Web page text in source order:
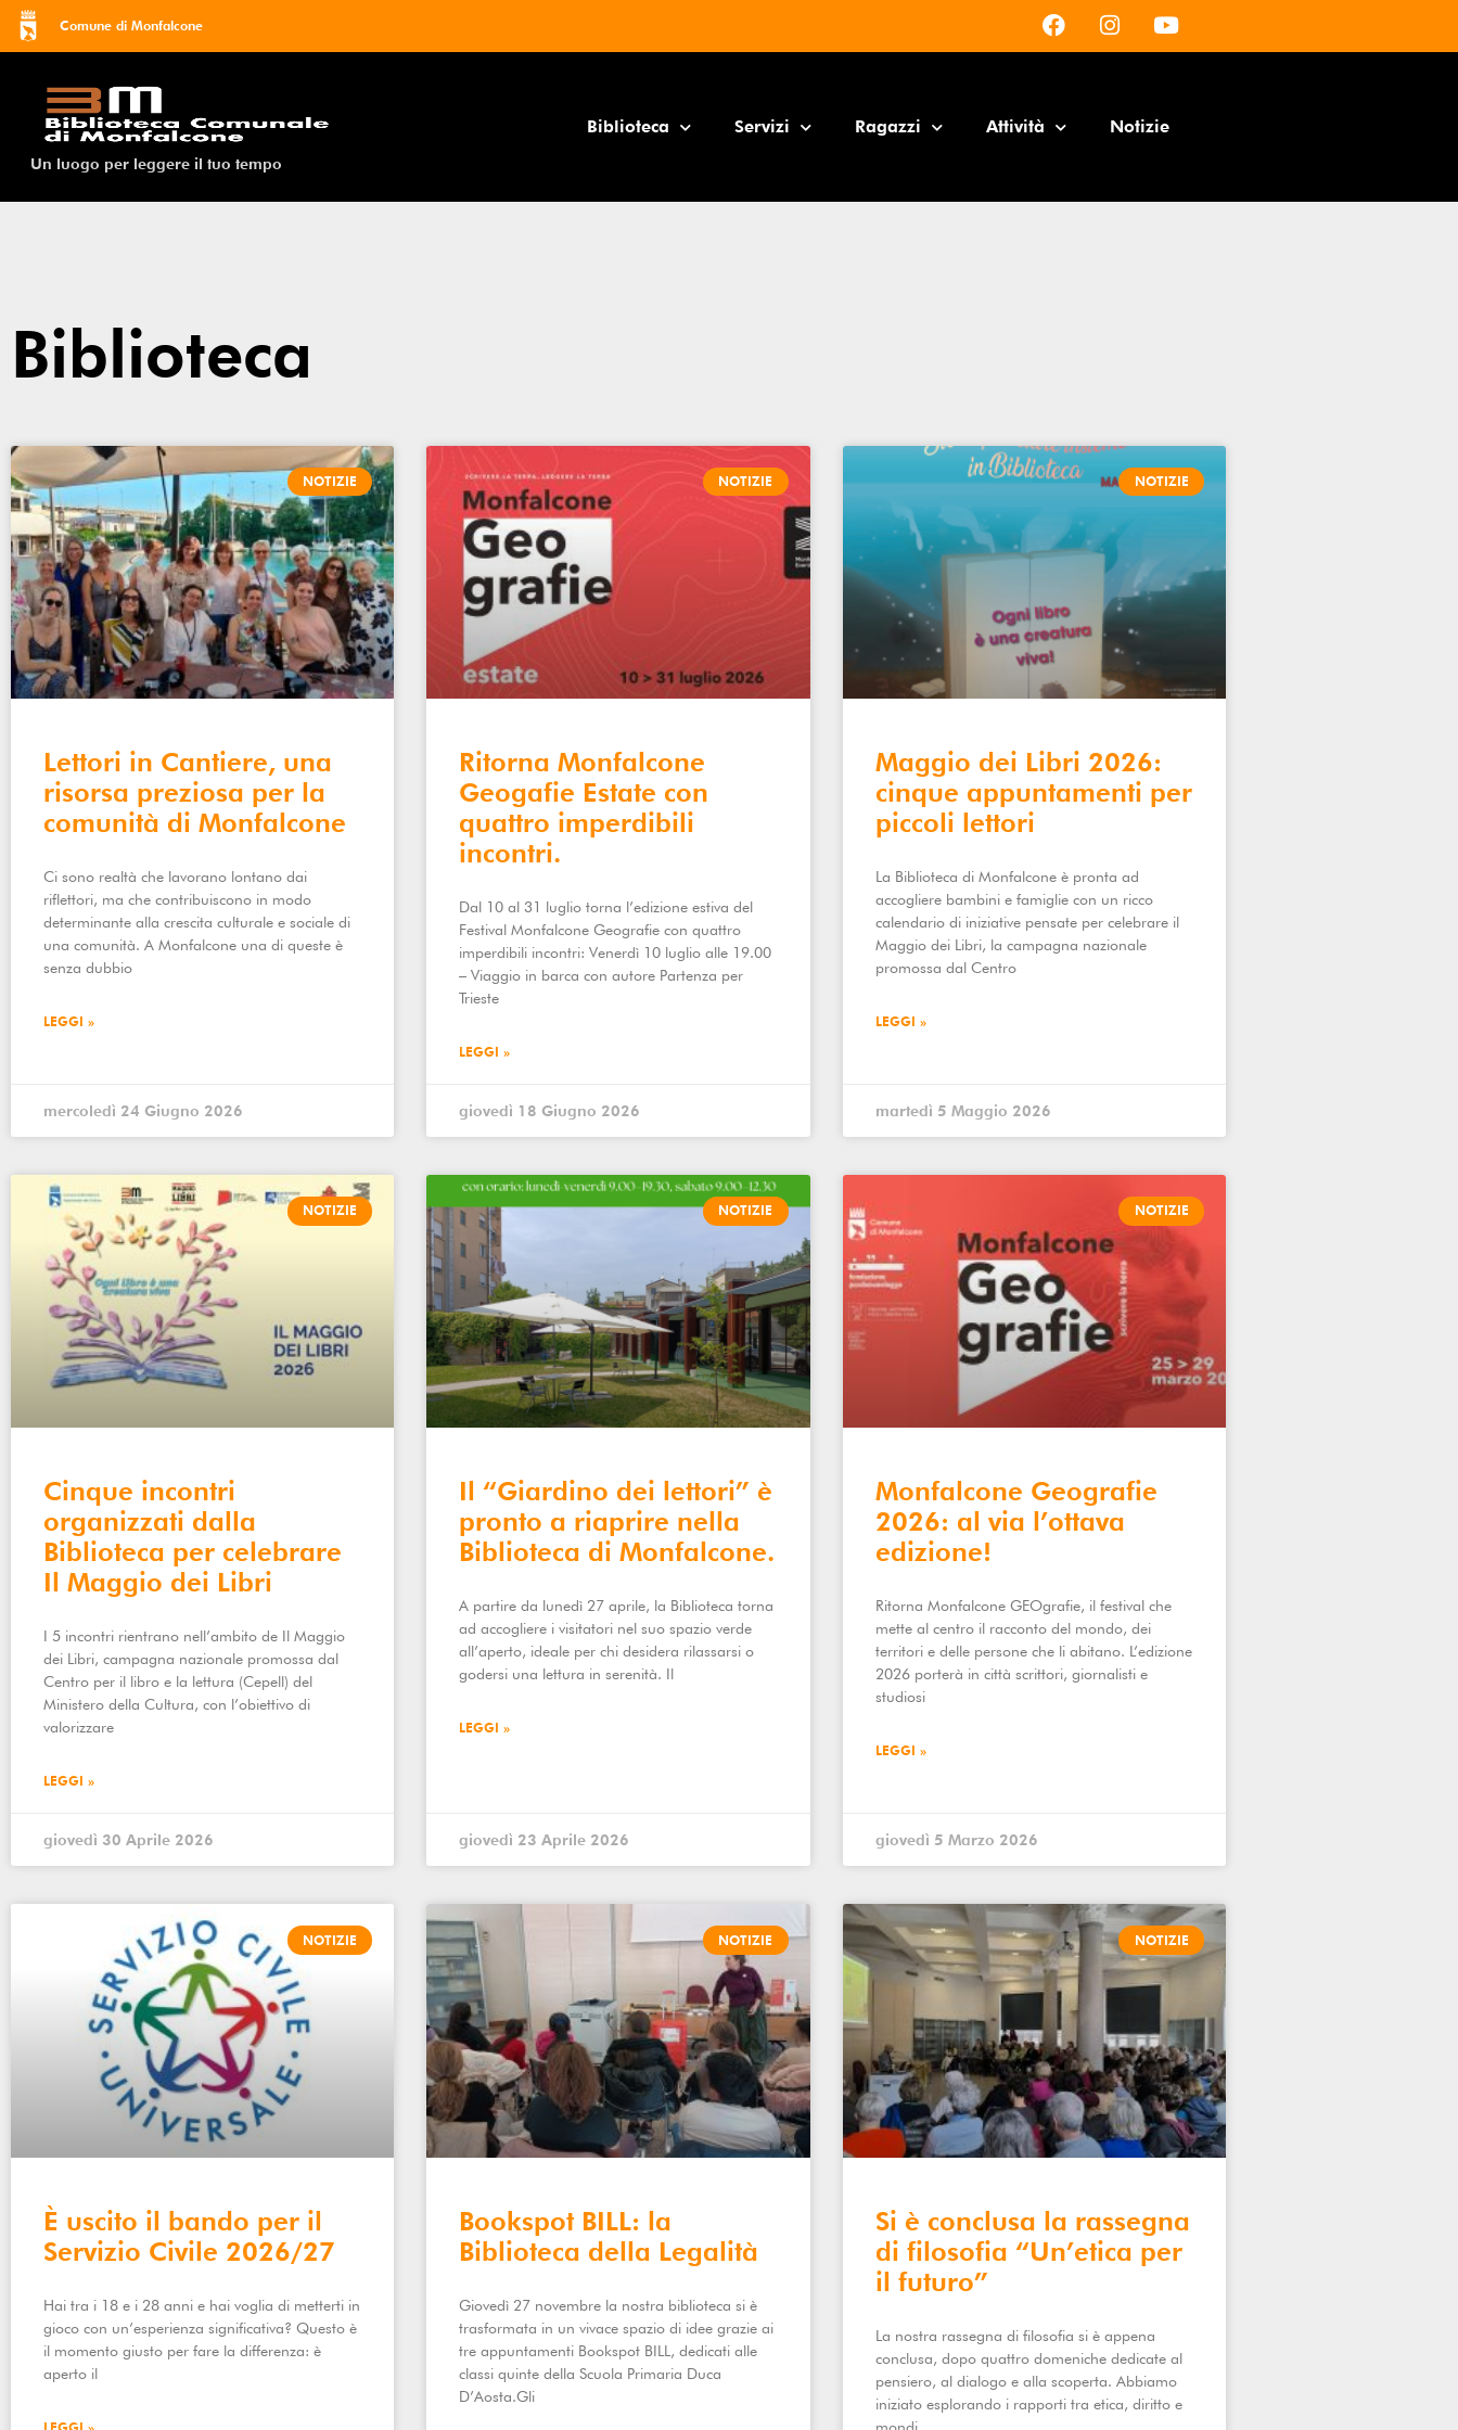
Comune di Monfalcone
Un luogo per leggere il tuo tempo
Biblioteca Servizi Ragazzi Attività Notizie
Biblioteca
NOTIZIE
Lettori in Cantiere, una
risorsa preziosa per la
comunità di Monfalcone
Ci sono realtà che lavorano lontano dai
riflettori, ma che contribuiscono in modo
determinante alla crescita culturale e sociale di
una comunità. A Monfalcone una di queste è
senza dubbio
LEGGI »
mercoledì 24 Giugno 2026
NOTIZIE
Ritorna Monfalcone
Geogafie Estate con
quattro imperdibili
incontri.
Dal 10 al 31 luglio torna l’edizione estiva del
Festival Monfalcone Geografie con quattro
imperdibili incontri: Venerdì 10 luglio alle 19.00
– Viaggio in barca con autore Partenza per
Trieste
LEGGI »
giovedì 18 Giugno 2026
NOTIZIE
Maggio dei Libri 2026:
cinque appuntamenti per
piccoli lettori
La Biblioteca di Monfalcone è pronta ad
accogliere bambini e famiglie con un ricco
calendario di iniziative pensate per celebrare il
Maggio dei Libri, la campagna nazionale
promossa dal Centro
LEGGI »
martedì 5 Maggio 2026
NOTIZIE
Cinque incontri
organizzati dalla
Biblioteca per celebrare
Il Maggio dei Libri
I 5 incontri rientrano nell’ambito de Il Maggio
dei Libri, campagna nazionale promossa dal
Centro per il libro e la lettura (Cepell) del
Ministero della Cultura, con l’obiettivo di
valorizzare
LEGGI »
giovedì 30 Aprile 2026
NOTIZIE
Il “Giardino dei lettori” è
pronto a riaprire nella
Biblioteca di Monfalcone.
A partire da lunedì 27 aprile, la Biblioteca torna
ad accogliere i visitatori nel suo spazio verde
all’aperto, ideale per chi desidera rilassarsi o
godersi una lettura in serenità. Il
LEGGI »
giovedì 23 Aprile 2026
NOTIZIE
Monfalcone Geografie
2026: al via l’ottava
edizione!
Ritorna Monfalcone GEOgrafie, il festival che
mette al centro il racconto del mondo, dei
territori e delle persone che li abitano. L’edizione
2026 porterà in città scrittori, giornalisti e
studiosi
LEGGI »
giovedì 5 Marzo 2026
NOTIZIE
È uscito il bando per il
Servizio Civile 2026/27
Hai tra i 18 e i 28 anni e hai voglia di metterti in
gioco con un’esperienza significativa? Questo è
il momento giusto per fare la differenza: è
aperto il
NOTIZIE
Bookspot BILL: la
Biblioteca della Legalità
Giovedì 27 novembre la nostra biblioteca si è
trasformata in un vivace spazio di idee grazie ai
tre appuntamenti Bookspot BILL, dedicati alle
classi quinte della Scuola Primaria Duca
D’Aosta.Gli
NOTIZIE
Si è conclusa la rassegna
di filosofia “Un’etica per
il futuro”
La nostra rassegna di filosofia si è appena
conclusa, dopo quattro domeniche dedicate al
pensiero, al dialogo e alla scoperta. Abbiamo
iniziato esplorando i rapporti tra etica, diritto e
mondi